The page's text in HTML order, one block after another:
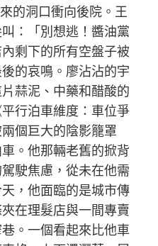
的洞口衝向後院。王
：「別想逃！醬油黨
剩下的所有空盤子被
的哀鳴。廖沾沾的宇
蒜泥、中藥和醋酸的
行泊車維度：車位爭
個巨大的陰影籠罩
。他那輛老舊的掀背
駛焦慮，從未在他需
，他面臨的是城市傳
在理髮店與一間專賣
。一個看起來比他車